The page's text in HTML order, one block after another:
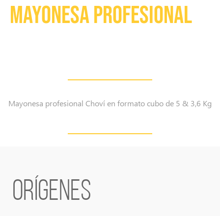
Mayonesa Profesional
Mayonesa profesional Choví en formato cubo de 5 & 3,6 Kg
ORÍGENES